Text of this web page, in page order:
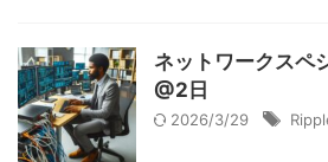
ネットワークスペ
@2日
2026/3/29